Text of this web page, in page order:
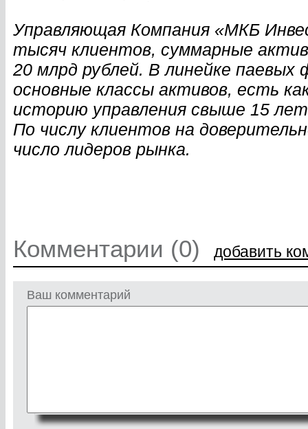
Управляющая Компания «МКБ
тысяч клиентов, суммарные
20 млрд рублей. В линейке
основные классы активов, есть
историю управления свыше 15
По числу клиентов на
число лидеров рынка.
Комментарии (0) добавить
Ваш комментарий